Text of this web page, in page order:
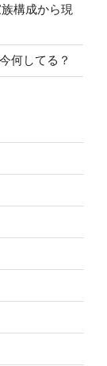
構成から現
何してる？